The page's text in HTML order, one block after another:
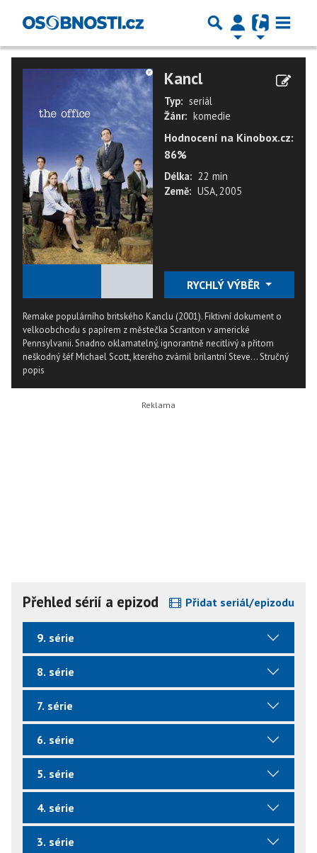
Kancl
Typ: seriál
Žánr: komedie
Hodnocení na Kinobox.cz:
86%
Délka: 22 min
Země: USA, 2005
RYCHLÝ VÝBĚR
Remake populárního britského Kanclu (2001). Fiktivní dokument o
velkoobchodu s papírem z městečka Scranton v americké
Pennsylvanii. Snadno oklamatelný, ignorantně necitlivý a přitom
neškodný šéf Michael Scott, kterého zvárnil brilantní Steve...Stručný
popis
Přehled sérií a epizod Přidat seriál/epizodu
9. série
8. série
7. série
6. série
5. série
4. série
3. série